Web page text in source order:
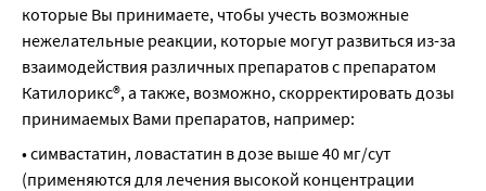
которые Вы принимаете, чтобы учесть возможные
нежелательные реакции, которые могут развиться из-за
взаимодействия различных препаратов с препаратом
Катилорикс®, а также, возможно, скорректировать дозы
принимаемых Вами препаратов, например:
• симвастатин, ловастатин в дозе выше 40 мг/сут
(применяются для лечения высокой концентрации